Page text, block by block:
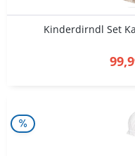
Kinderdirndl Set